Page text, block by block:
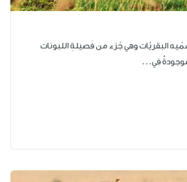
البقريّات وهي جُزء من فَصيلةِ اللبونات
موجودةٌ في...